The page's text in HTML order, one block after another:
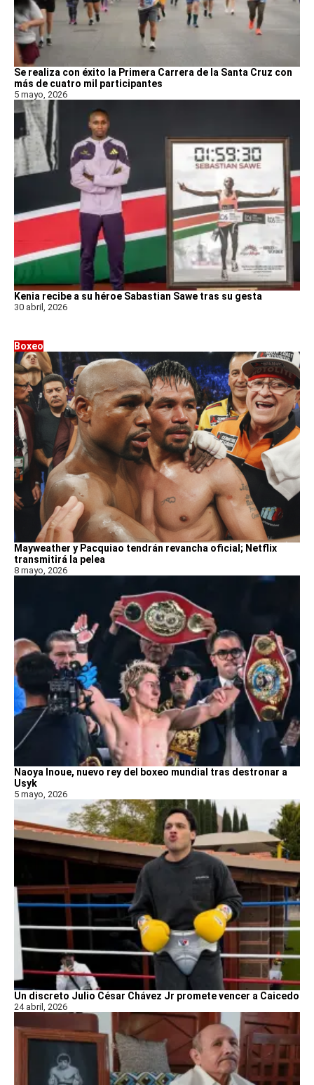
Se realiza con éxito la Primera Carrera de la Santa Cruz con
más de cuatro mil participantes
5 mayo, 2026
Kenia recibe a su héroe Sabastian Sawe tras su gesta
30 abril, 2026
Boxeo
Mayweather y Pacquiao tendrán revancha oficial; Netflix
transmitirá la pelea
8 mayo, 2026
Naoya Inoue, nuevo rey del boxeo mundial tras destronar a
Usyk
5 mayo, 2026
Un discreto Julio César Chávez Jr promete vencer a Caicedo
24 abril, 2026